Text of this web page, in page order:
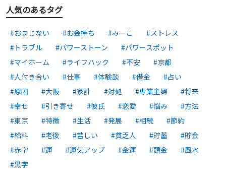
人気のあるタグ
おまじない お金持ち みーこ
ストレス
トラブル
パワーストーン
パワースポット
マイホーム
ライフハック 不安
京都
人付き合い
仕事 体験談 借金
占い
原因
大阪 家計 対処 専業主婦
将来
幸せ
引き寄せ 彼氏 恋愛 悩み
方法
東京
特徴 生活 発展 相続
節約
給料
老後 苦しい 貧乏人 貯蓄
貯金
赤字
運 運気アップ 金運 頭金
風水
黒字